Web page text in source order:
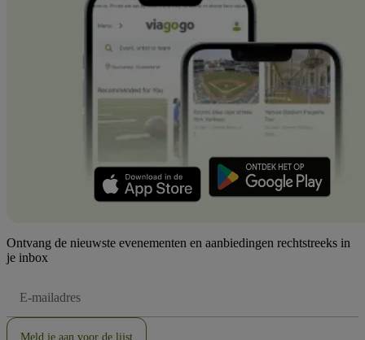
Ontvang de nieuwste evenementen en aanbiedingen rechtstreeks in
je inbox
mailadres
Meld je aan voor de lijst